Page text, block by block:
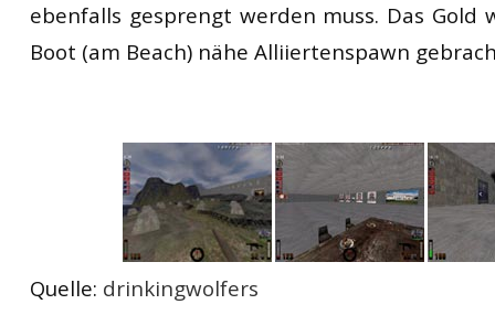
ebenfalls gesprengt werden muss. Das Gold
Boot (am Beach) nähe Alliiertenspawn
Quelle: drinkingwolfers